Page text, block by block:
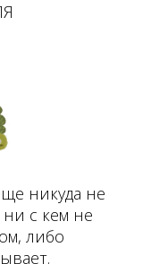
никуда не
с кем не
либо